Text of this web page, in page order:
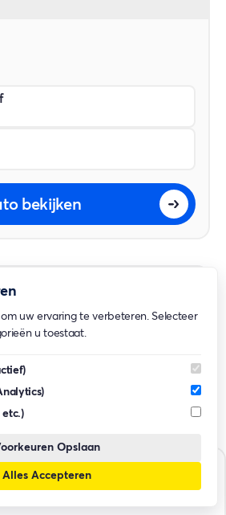
bekijken
filteren
uw ervaring te verbeteren. Selecteer
u toestaat.
etc.)
Opslaan
Alles Accepteren